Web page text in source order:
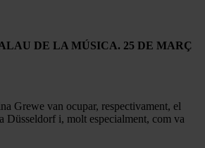
DE LA MÚSICA. 25 DE MARÇ
Grewe van ocupar, respectivament, el
Düsseldorf i, molt especialment, com va